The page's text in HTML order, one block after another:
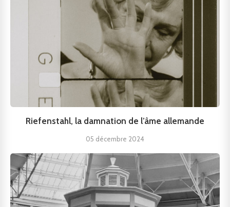
Riefenstahl, la damnation de l’âme allemande
05 décembre 2024